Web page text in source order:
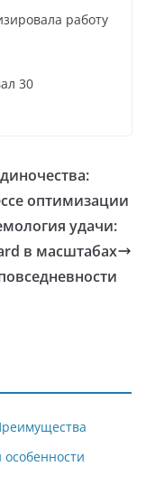
работу
30
оптимизации
удачи:
в масштабах